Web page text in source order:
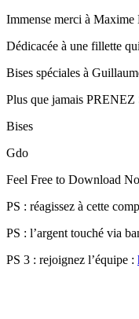
Immense merci à
Dédicacée à une fillette
Bises spéciales à
Plus que jamais PRENEZ
Bises
Gdo
Feel Free to Download
PS : réagissez à cette
PS : l’argent touché via
PS 3 : rejoignez l’équipe :